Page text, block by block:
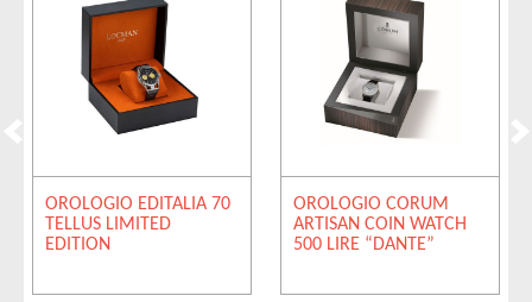
OROLOGIO EDITALIA 70
TELLUS LIMITED
EDITION
OROLOGIO CORUM
ARTISAN COIN WATCH
500 LIRE “DANTE”